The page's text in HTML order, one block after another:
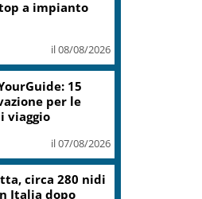
a impianto
il 08/08/2026
15
per le
viaggio
il 07/08/2026
circa 280 nidi
Italia dopo